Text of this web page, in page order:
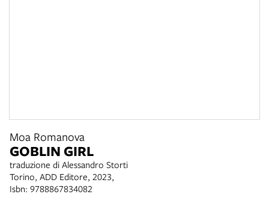
Moa Romanova
GOBLIN GIRL
traduzione di Alessandro Storti
Torino, ADD Editore, 2023,
Isbn: 9788867834082